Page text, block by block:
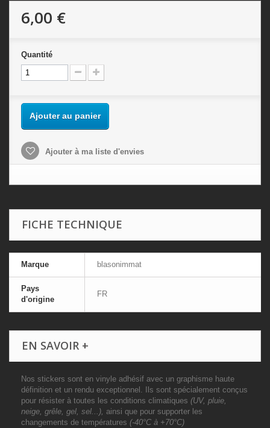
6,00 €
Quantité
Ajouter au panier
Ajouter à ma liste d'envies
FICHE TECHNIQUE
Marque blasonimmat
Pays
d'origine
FR
EN SAVOIR +
Nos stickers sont en vinyle adhésif avec un graphisme haute
définition et un rendu exceptionnel. Ils sont spécialement conçus
pour résister à toutes les conditions climatiques (UV, pluie,
neige, grêle, gel, sel...), ainsi que pour supporter les
changements de températures (-40°C à +70°C)